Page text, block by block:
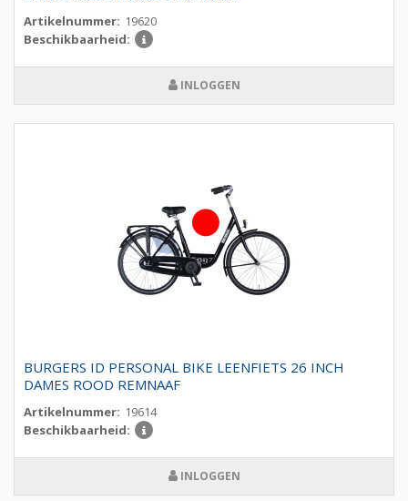
Artikelnummer: 19620
Beschikbaarheid:
INLOGGEN
BURGERS ID PERSONAL BIKE LEENFIETS 26 INCH
DAMES ROOD REMNAAF
Artikelnummer: 19614
Beschikbaarheid:
INLOGGEN